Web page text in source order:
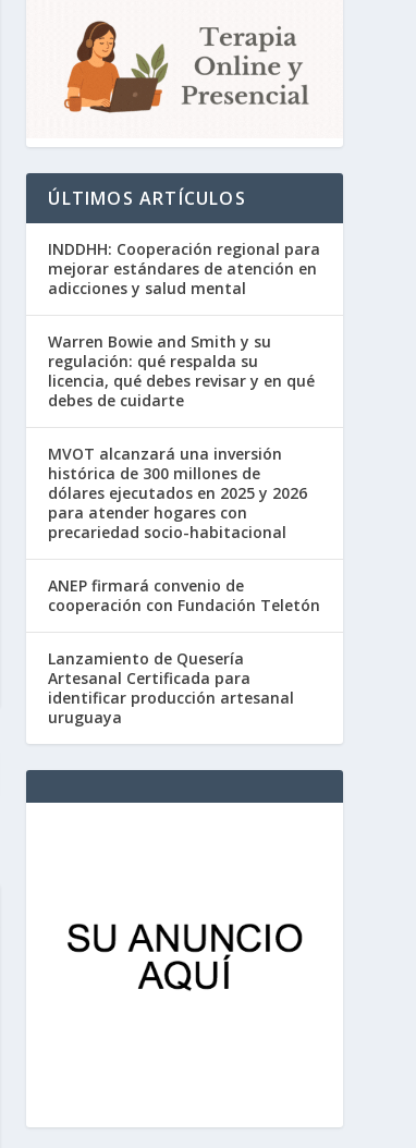
ÚLTIMOS ARTÍCULOS
INDDHH: Cooperación regional para
mejorar estándares de atención en
adicciones y salud mental
Warren Bowie and Smith y su
regulación: qué respalda su
licencia, qué debes revisar y en qué
debes de cuidarte
MVOT alcanzará una inversión
histórica de 300 millones de
dólares ejecutados en 2025 y 2026
para atender hogares con
precariedad socio-habitacional
ANEP firmará convenio de
cooperación con Fundación Teletón
Lanzamiento de Quesería
Artesanal Certificada para
identificar producción artesanal
uruguaya